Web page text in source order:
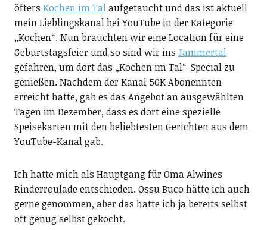
öfters Kochen im Talaufgetaucht und das ist aktuell
mein Lieblingskanal bei YouTube in der Kategorie
„Kochen“. Nun brauchten wir eine Location für eine
Geburtstagsfeier und so sind wir ins Jammertal
gefahren, um dort das „Kochen im Tal“-Special zu
genießen. Nachdem der Kanal 50K Abonennten
erreicht hatte, gab es das Angebot an ausgewählten
Tagen im Dezember, dass es dort eine spezielle
Speisekarten mit den beliebtesten Gerichten aus dem
YouTube-Kanal gab.
Ich hatte mich als Hauptgang für Oma Alwines
Rinderroulade entschieden. Ossu Buco hätte ich auch
gerne genommen, aber das hatte ich ja bereits selbst
oft genug selbst gekocht.